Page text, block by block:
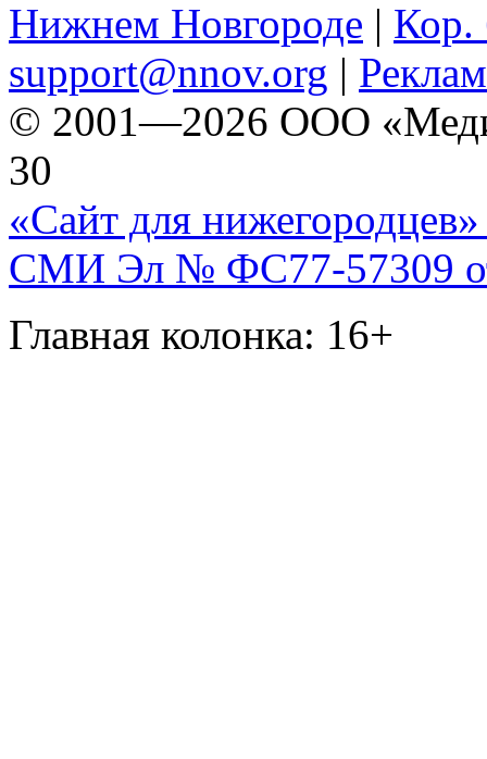
Нижнем Новгороде | Кор.
support@nnov.org |
© 2001—2026 ООО
30
«Сайт для нижегородцев»
СМИ Эл № ФС77-57309
Главная колонка: 16+